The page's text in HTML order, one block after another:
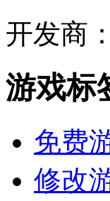
开发商：
游戏标
免费
修改